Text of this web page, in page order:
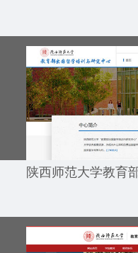
陕西师范大学教育